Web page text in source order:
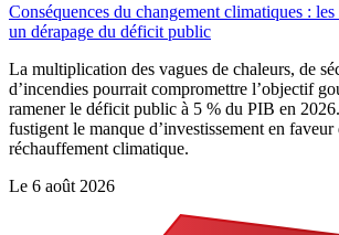
Conséquences du changement climatiques : les
un dérapage du déficit public
La multiplication des vagues de chaleurs, de
d’incendies pourrait compromettre l’objectif
ramener le déficit public à 5 % du PIB en
fustigent le manque d’investissement en faveur
réchauffement climatique.
Le 6 août 2026